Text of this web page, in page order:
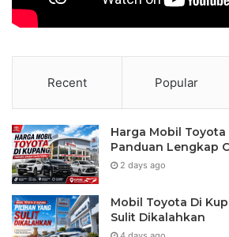
Recent Popular
Harga Mobil Toyota
Panduan Lengkap
2 days ago
Mobil Toyota Di
Sulit Dikalahkan